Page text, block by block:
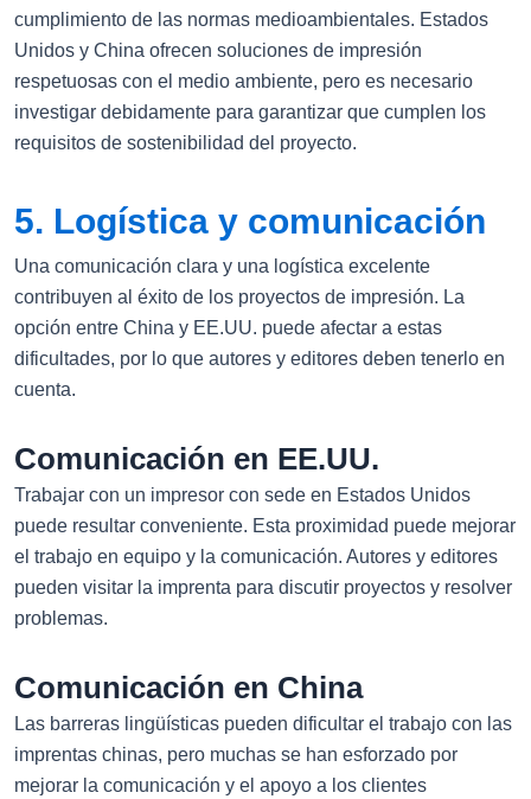
cumplimiento de las normas medioambientales. Estados
Unidos y China ofrecen soluciones de impresión
respetuosas con el medio ambiente, pero es necesario
investigar debidamente para garantizar que cumplen los
requisitos de sostenibilidad del proyecto.
5. Logística y comunicación
Una comunicación clara y una logística excelente
contribuyen al éxito de los proyectos de impresión. La
opción entre China y EE.UU. puede afectar a estas
dificultades, por lo que autores y editores deben tenerlo en
cuenta.
Comunicación en EE.UU.
Trabajar con un impresor con sede en Estados Unidos
puede resultar conveniente. Esta proximidad puede mejorar
el trabajo en equipo y la comunicación. Autores y editores
pueden visitar la imprenta para discutir proyectos y resolver
problemas.
Comunicación en China
Las barreras lingüísticas pueden dificultar el trabajo con las
imprentas chinas, pero muchas se han esforzado por
mejorar la comunicación y el apoyo a los clientes